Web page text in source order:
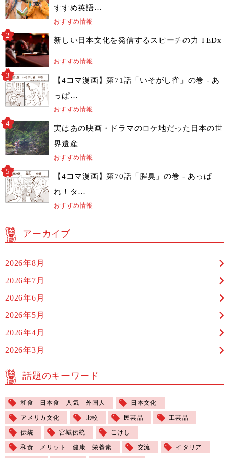
すすめ英語…
おすすめ情報
新しい日本文化を発信するスピーチの力 TEDx
おすすめ情報
【4コマ漫画】第71話「いそがし雀」の巻 - あ
っぱ…
おすすめ情報
実はあの映画・ドラマのロケ地だった日本の世
界遺産
おすすめ情報
【4コマ漫画】第70話「腥臭」の巻 - あっぱ
れ！タ…
おすすめ情報
アーカイブ
2026年8月
2026年7月
2026年6月
2026年5月
2026年4月
2026年3月
話題のキーワード
和食 日本食 人気 外国人 日本文化
アメリカ文化 比較 民芸品 工芸品
伝統 宮城伝統 こけし
和食 メリット 健康 栄養素 交流 イタリア